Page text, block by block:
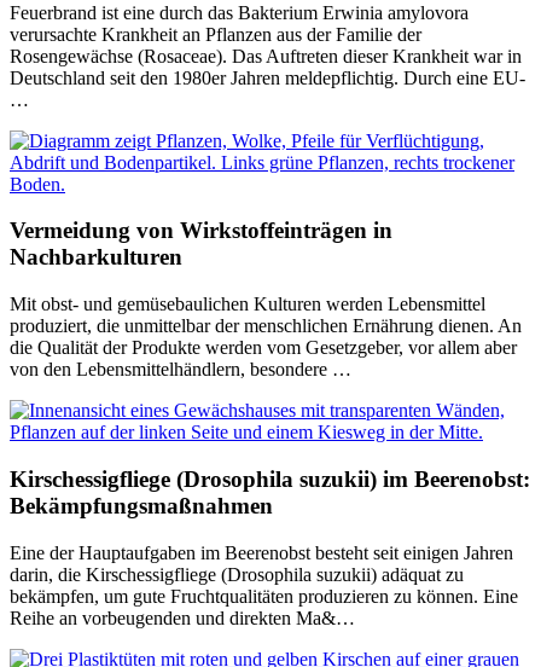
Feuerbrand ist eine durch das Bakterium Erwinia amylovora
verursachte Krankheit an Pflanzen aus der Familie der
Rosengewächse (Rosaceae). Das Auftreten dieser Krankheit war in
Deutschland seit den 1980er Jahren meldepflichtig. Durch eine EU-
…
Vermeidung von Wirkstoffeinträgen in
Nachbarkulturen
Mit obst- und gemüsebaulichen Kulturen werden Lebensmittel
produziert, die unmittelbar der menschlichen Ernährung dienen. An
die Qualität der Produkte werden vom Gesetzgeber, vor allem aber
von den Lebensmittelhändlern, besondere …
Kirschessigfliege (Drosophila suzukii) im Beerenobst:
Bekämpfungsmaßnahmen
Eine der Hauptaufgaben im Beerenobst besteht seit einigen Jahren
darin, die Kirschessigfliege (Drosophila suzukii) adäquat zu
bekämpfen, um gute Fruchtqualitäten produzieren zu können. Eine
Reihe an vorbeugenden und direkten Ma&…